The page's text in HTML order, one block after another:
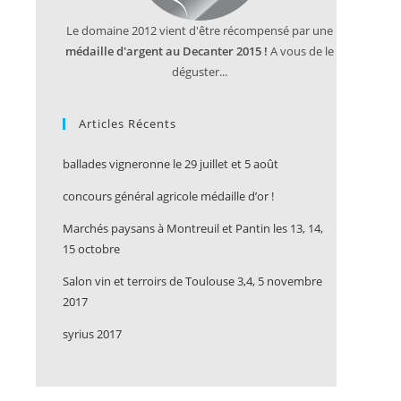
Le domaine 2012 vient d'être récompensé par une
médaille d'argent au Decanter 2015 ! A vous de le
déguster...
Articles Récents
ballades vigneronne le 29 juillet et 5 août
concours général agricole médaille d’or !
Marchés paysans à Montreuil et Pantin les 13, 14,
15 octobre
Salon vin et terroirs de Toulouse 3,4, 5 novembre
2017
syrius 2017